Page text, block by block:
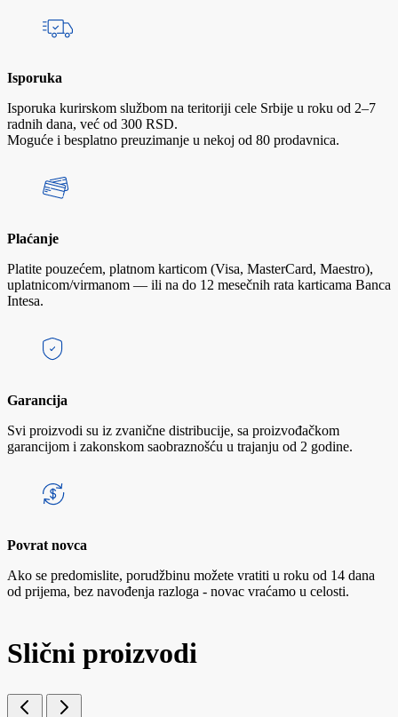
Isporuka
Isporuka kurirskom službom na teritoriji cele Srbije u roku od 2–7
radnih dana, već od 300 RSD.
Moguće i besplatno preuzimanje u nekoj od 80 prodavnica.
Plaćanje
Platite pouzećem, platnom karticom (Visa, MasterCard, Maestro),
uplatnicom/virmanom — ili na do 12 mesečnih rata karticama Banca
Intesa.
Garancija
Svi proizvodi su iz zvanične distribucije, sa proizvođačkom
garancijom i zakonskom saobraznošću u trajanju od 2 godine.
Povrat novca
Ako se predomislite, porudžbinu možete vratiti u roku od 14 dana
od prijema, bez navođenja razloga - novac vraćamo u celosti.
Slični proizvodi